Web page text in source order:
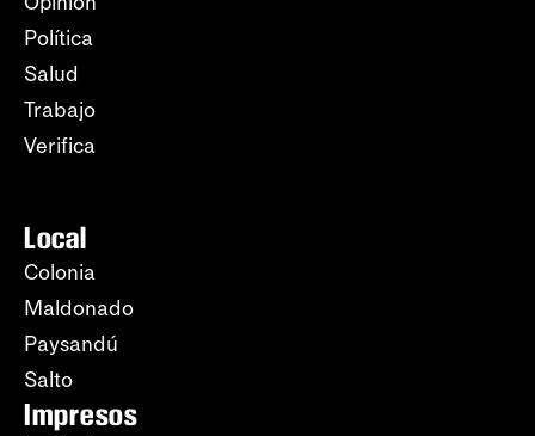
Política
Salud
Trabajo
Verifica
Local
Colonia
Maldonado
Paysandú
Salto
Impresos